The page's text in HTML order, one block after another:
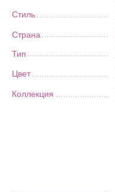
Стиль
Страна
Тип
Цвет
Коллекция